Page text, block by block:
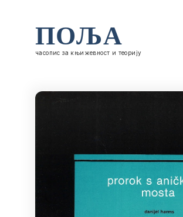
ПОЉА
часопис за књижевност и теорију